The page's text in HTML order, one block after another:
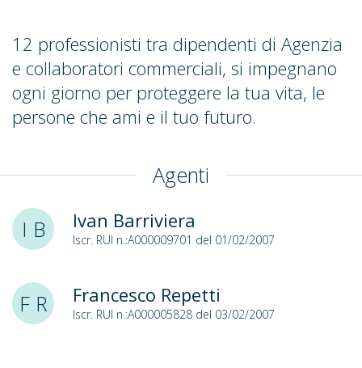
12 professionisti tra dipendenti di Agenzia
e collaboratori commerciali, si impegnano
ogni giorno per proteggere la tua vita, le
persone che ami e il tuo futuro.
Agenti
I B
Ivan Barriviera
Iscr. RUI n.:A000009701 del 01/02/2007
F R Francesco Repetti
Iscr. RUI n.:A000005828 del 03/02/2007